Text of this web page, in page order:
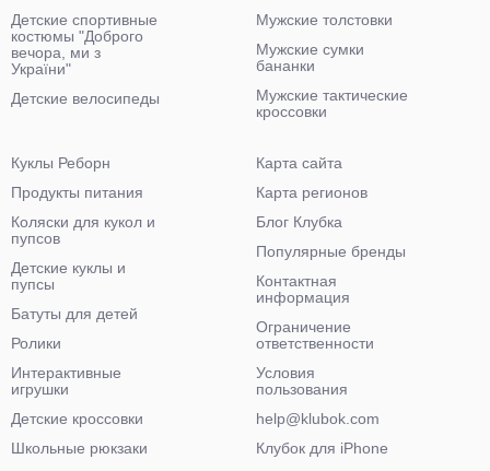
Детские спортивные
костюмы "Доброго
вечора, ми з
України"
Детские велосипеды
Мужские толстовки
Мужские сумки
бананки
Мужские тактические
кроссовки
Куклы Реборн
Продукты питания
Коляски для кукол и
пупсов
Детские куклы и
пупсы
Батуты для детей
Ролики
Интерактивные
игрушки
Детские кроссовки
Школьные рюкзаки
Карта сайта
Карта регионов
Блог Клубка
Популярные бренды
Контактная
информация
Ограничение
ответственности
Условия
пользования
help@klubok.com
Клубок для iPhone